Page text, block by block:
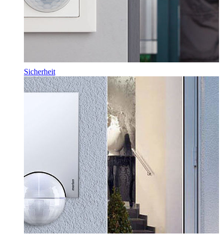
Sicherheit